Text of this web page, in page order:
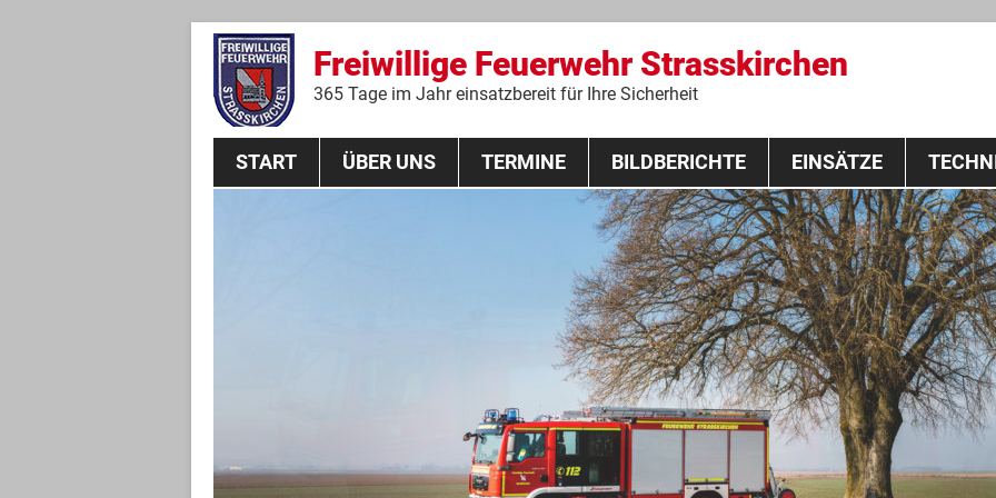
Freiwillige Feuerwehr Strasskirchen
365 Tage im Jahr einsatzbereit für Ihre Sicherheit
Zum
springen
START ÜBER UNS TERMINE
THL Lehrgang 2020
BILDBERICHTE EINSÄTZE
Fahrzeuge
Ausrüstung